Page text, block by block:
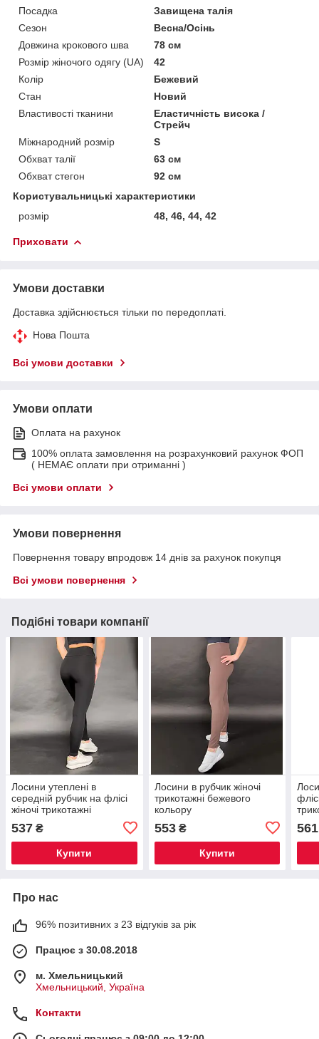
Посадка
Завищена талія
Сезон
Весна/Осінь
Довжина крокового шва
78 см
Розмір жіночого одягу (UA)
42
Колір
Бежевий
Стан
Новий
Властивості тканини
Еластичність висока /
Стрейч
Міжнародний розмір
S
Обхват талії
63 см
Обхват стегон
92 см
Користувальницькі характеристики
розмір
48, 46, 44, 42
Приховати
Умови доставки
Доставка здійснюється тільки по передоплаті.
Нова Пошта
Всі умови доставки
Умови оплати
Оплата на рахунок
100% оплата замовлення на розрахунковий рахунок ФОП
( НЕМАЄ оплати при отриманні )
Всі умови оплати
Умови повернення
Повернення товару впродовж 14 днів за рахунок покупця
Всі умови повернення
Подібні товари компанії
Лосини утеплені в
середній рубчик на флісі
жіночі трикотажні
537 ₴
Купити
Лосини в рубчик жіночі
трикотажні бежевого
кольору
553₴
Купити
561
Про нас
96% позитивних з 23 відгуків за рік
Працює з 30.08.2018
м. Хмельницький
Хмельницький, Україна
Контакти